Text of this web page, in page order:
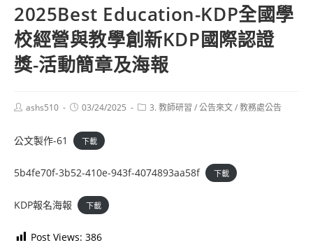
2025Best Education-KDP全國學
校經營與教學創新KDP國際認證
獎-活動簡章及海報
Postashs510
Post03/24/2025
Post3. 教師研習 /公告來文/教務處公告
公文製作-61 下載
5b4fe70f-3b52-410e-943f-4074893aa58f 下載
KDP報名海報 下載
Post Views: 386